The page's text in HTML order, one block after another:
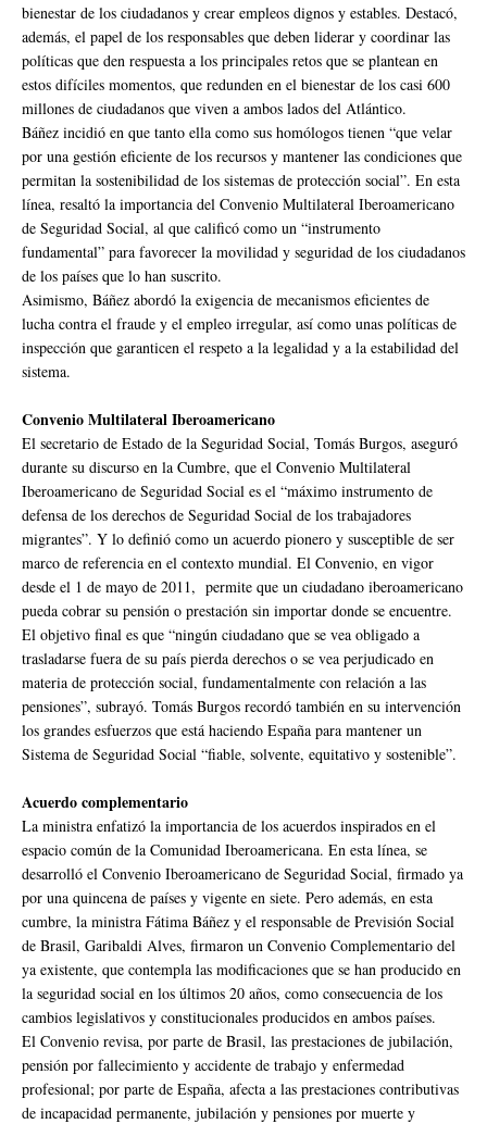
bienestar de los ciudadanos y crear empleos dignos y estables. Destacó,
además, el papel de los responsables que deben liderar y coordinar las
políticas que den respuesta a los principales retos que se plantean en
estos difíciles momentos, que redunden en el bienestar de los casi 600
millones de ciudadanos que viven a ambos lados del Atlántico.
Báñez incidió en que tanto ella como sus homólogos tienen “que velar
por una gestión eficiente de los recursos y mantener las condiciones que
permitan la sostenibilidad de los sistemas de protección social”. En esta
línea, resaltó la importancia del Convenio Multilateral Iberoamericano
de Seguridad Social, al que calificó como un “instrumento
fundamental” para favorecer la movilidad y seguridad de los ciudadanos
de los países que lo han suscrito.
Asimismo, Báñez abordó la exigencia de mecanismos eficientes de
lucha contra el fraude y el empleo irregular, así como unas políticas de
inspección que garanticen el respeto a la legalidad y a la estabilidad del
sistema.
Convenio Multilateral Iberoamericano
El secretario de Estado de la Seguridad Social, Tomás Burgos, aseguró
durante su discurso en la Cumbre, que el Convenio Multilateral
Iberoamericano de Seguridad Social es el “máximo instrumento de
defensa de los derechos de Seguridad Social de los trabajadores
migrantes”. Y lo definió como un acuerdo pionero y susceptible de ser
marco de referencia en el contexto mundial. El Convenio, en vigor
desde el 1 de mayo de 2011, permite que un ciudadano iberoamericano
pueda cobrar su pensión o prestación sin importar donde se encuentre.
El objetivo final es que “ningún ciudadano que se vea obligado a
trasladarse fuera de su país pierda derechos o se vea perjudicado en
materia de protección social, fundamentalmente con relación a las
pensiones”, subrayó. Tomás Burgos recordó también en su intervención
los grandes esfuerzos que está haciendo España para mantener un
Sistema de Seguridad Social “fiable, solvente, equitativo y sostenible”.
Acuerdo complementario
La ministra enfatizó la importancia de los acuerdos inspirados en el
espacio común de la Comunidad Iberoamericana. En esta línea, se
desarrolló el Convenio Iberoamericano de Seguridad Social, firmado ya
por una quincena de países y vigente en siete. Pero además, en esta
cumbre, la ministra Fátima Báñez y el responsable de Previsión Social
de Brasil, Garibaldi Alves, firmaron un Convenio Complementario del
ya existente, que contempla las modificaciones que se han producido en
la seguridad social en los últimos 20 años, como consecuencia de los
cambios legislativos y constitucionales producidos en ambos países.
El Convenio revisa, por parte de Brasil, las prestaciones de jubilación,
pensión por fallecimiento y accidente de trabajo y enfermedad
profesional; por parte de España, afecta a las prestaciones contributivas
de incapacidad permanente, jubilación y pensiones por muerte y